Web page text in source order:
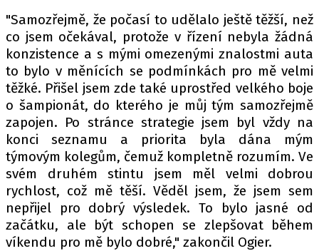
"Samozřejmě, že počasí to udělalo ještě těžší, než
co jsem očekával, protože v řízení nebyla žádná
konzistence a s mými omezenými znalostmi auta
to bylo v měnících se podmínkách pro mě velmi
těžké. Přišel jsem zde také uprostřed velkého boje
o šampionát, do kterého je můj tým samozřejmě
zapojen. Po stránce strategie jsem byl vždy na
konci seznamu a priorita byla dána mým
týmovým kolegům, čemuž kompletně rozumím. Ve
svém druhém stintu jsem měl velmi dobrou
rychlost, což mě těší. Věděl jsem, že jsem sem
nepřijel pro dobrý výsledek. To bylo jasné od
začátku, ale být schopen se zlepšovat během
víkendu pro mě bylo dobré," zakončil Ogier.